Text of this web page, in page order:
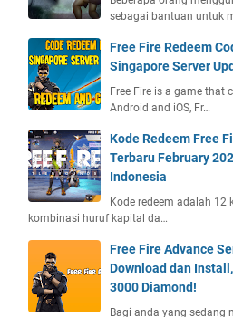
sebagai bantuan untuk
Free Fire Redeem
Singapore Server
Free Fire is a game that
Android and iOS, Fr…
Kode Redeem Free
Terbaru February
Indonesia
Kode redeem adalah 12
kombinasi huruf kapital da…
Free Fire Advance
Download dan
3000 Diamond!
Bagi anda yang sedang